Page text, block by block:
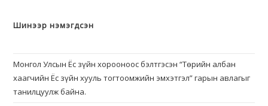
Шинээр нэмэгдсэн
Монгол Улсын Ёс зүйн хорооноос бэлтгэсэн “Төрийн албан
хаагчийн Ёс зүйн хууль тогтоомжийн эмхэтгэл” гарын авлагыг
танилцуулж байна.